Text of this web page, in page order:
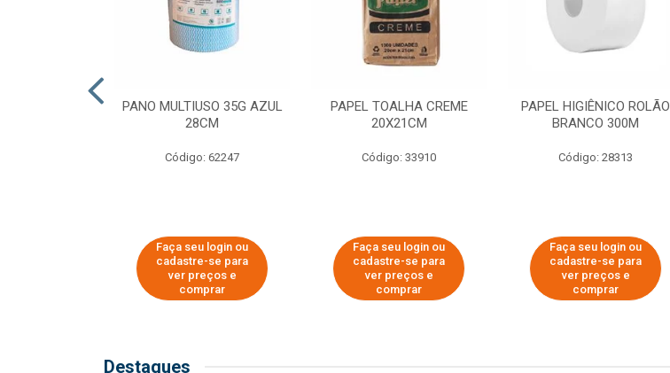
PANO MULTIUSO 35G AZUL
28CM
Código: 62247
Faça seu login ou
cadastre-se para
ver preços e
comprar
PAPEL TOALHA CREME
20X21CM
Código: 33910
Faça seu login ou
cadastre-se para
ver preços e
comprar
PAPEL HIGIÊNICO ROLÃO
BRANCO 300M
Código: 28313
Faça seu login ou
cadastre-se para
ver preços e
comprar
Destaques